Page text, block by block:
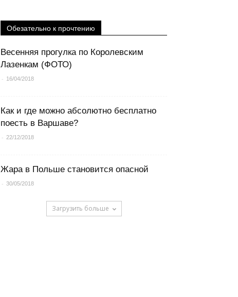
Обезательно к прочтению
Весенняя прогулка по Королевским
Лазенкам (ФОТО)
- 16/04/2018
Как и где можно абсолютно бесплатно
поесть в Варшаве?
- 22/12/2018
Жара в Польше становится опасной
- 30/05/2018
Загрузить больше